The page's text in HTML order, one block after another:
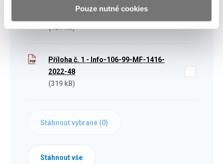
Pouze nutné cookies
(121 kB)
Příloha č. 1 - Info-106-99-MF-1416-
2022-48
(319 kB)
Stáhnout vybrané (0)
Stáhnout vše